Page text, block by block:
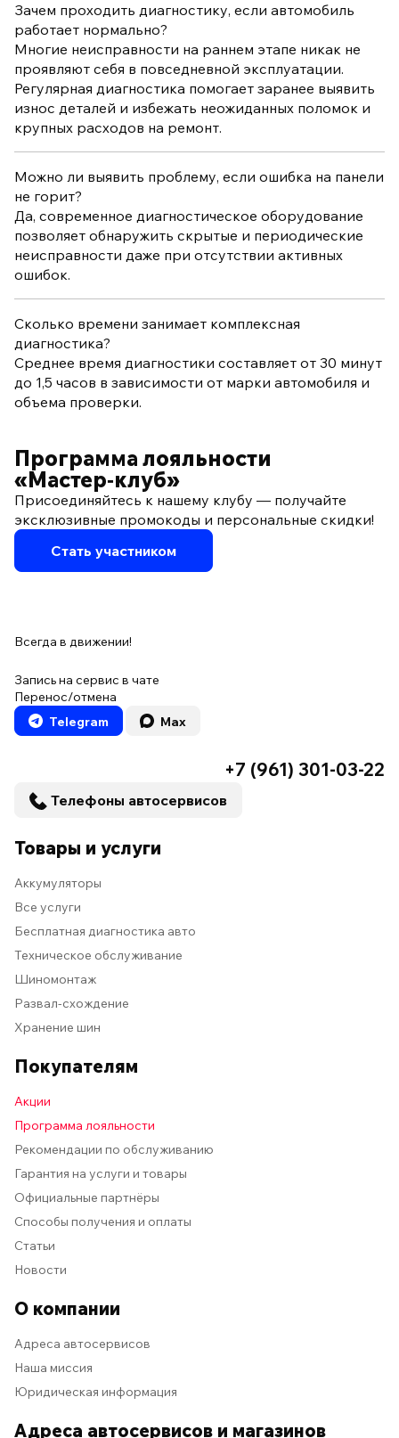
Зачем проходить диагностику, если автомобиль
работает нормально?
Многие неисправности на раннем этапе никак не
проявляют себя в повседневной эксплуатации.
Регулярная диагностика помогает заранее выявить
износ деталей и избежать неожиданных поломок и
крупных расходов на ремонт.
Можно ли выявить проблему, если ошибка на панели
не горит?
Да, современное диагностическое оборудование
позволяет обнаружить скрытые и периодические
неисправности даже при отсутствии активных
ошибок.
Сколько времени занимает комплексная
диагностика?
Среднее время диагностики составляет от 30 минут
до 1,5 часов в зависимости от марки автомобиля и
объема проверки.
Программа лояльности
«Мастер‑клуб»
Присоединяйтесь к нашему клубу — получайте
эксклюзивные промокоды и персональные скидки!
Стать участником
Всегда в движении!
Запись на сервис в чате
Перенос/отмена
Telegram
Max
+7 (961) 301-03-22
Телефоны автосервисов
Товары и услуги
Аккумуляторы
Все услуги
Бесплатная диагностика авто
Техническое обслуживание
Шиномонтаж
Развал-схождение
Хранение шин
Покупателям
Акции
Программа лояльности
Рекомендации по обслуживанию
Гарантия на услуги и товары
Официальные партнёры
Способы получения и оплаты
Статьи
Новости
О компании
Адреса автосервисов
Наша миссия
Юридическая информация
Адреса автосервисов и магазинов